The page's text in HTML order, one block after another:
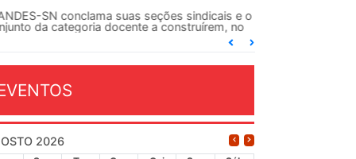
SN conclama suas seções sindicais e o
da categoria docente a construírem, no